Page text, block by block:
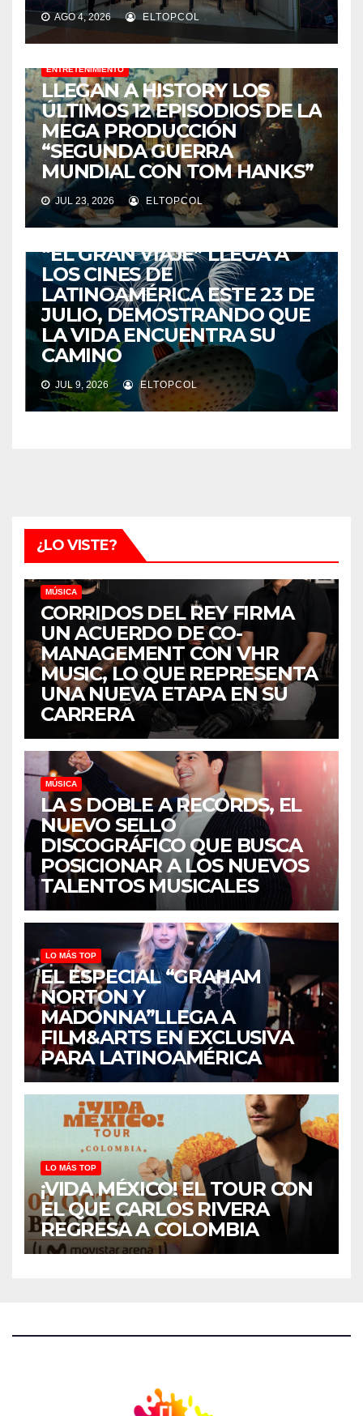
AGO 4, 2026 ELTOPCOL
ENTRETENIMIENTO
LLEGAN A HISTORY LOS
ÚLTIMOS 12 EPISODIOS DE LA
MEGA PRODUCCIÓN
“SEGUNDA GUERRA
MUNDIAL CON TOM HANKS”
JUL 23, 2026 ELTOPCOL
“EL GRAN VIAJE” LLEGA A
LOS CINES DE
LATINOAMÉRICA ESTE 23 DE
JULIO, DEMOSTRANDO QUE
LA VIDA ENCUENTRA SU
CAMINO
JUL 9, 2026 ELTOPCOL
¿LO VISTE?
MÚSICA
CORRIDOS DEL REY FIRMA
UN ACUERDO DE CO-
MANAGEMENT CON VHR
MUSIC, LO QUE REPRESENTA
UNA NUEVA ETAPA EN SU
CARRERA
MÚSICA
LA S DOBLE A RECORDS, EL
NUEVO SELLO
DISCOGRÁFICO QUE BUSCA
POSICIONAR A LOS NUEVOS
TALENTOS MUSICALES
LO MÁS TOP
EL ESPECIAL “GRAHAM
NORTON Y
MADONNA”LLEGA A
FILM&ARTS EN EXCLUSIVA
PARA LATINOAMÉRICA
LO MÁS TOP
¡VIDA MÉXICO! EL TOUR CON
EL QUE CARLOS RIVERA
REGRESA A COLOMBIA